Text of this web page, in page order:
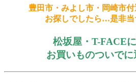
豊田市・みよし市・岡崎市
お探しでしたら…是非
松坂屋・T-FACE
お買いものついでに